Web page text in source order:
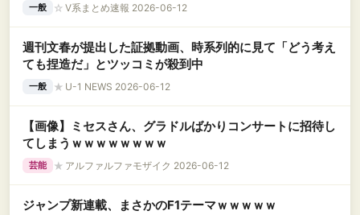
一般 ☆ V系まとめ速報 2026-06-12
週刊文春が提出した証拠動画、時系列的に見て「どう考え
ても捏造だ」とツッコミが殺到中
一般 ★ U-1 NEWS 2026-06-12
【画像】ミセスさん、グラドルばかりコンサートに招待し
てしまうｗｗｗｗｗｗｗｗ
芸能 ★ アルファルファモザイク 2026-06-12
ジャンプ新連載、まさかのF1テーマｗｗｗｗｗ